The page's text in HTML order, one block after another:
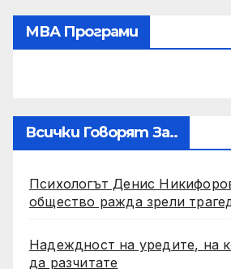
МВА Програми
Всички Говорят За..
Психологът Денис
общество ражда зрели
Надеждност на уредите, на
да разчитате